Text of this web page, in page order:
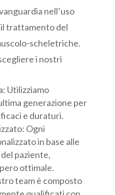
nell’uso
trattamento del
scheletriche.
i nostri
Utilizziamo
generazione per
e duraturi.
Ogni
in base alle
paziente,
ottimale.
team è composto